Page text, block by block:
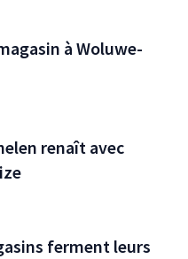
à Woluwe-
renaît avec
ferment leurs